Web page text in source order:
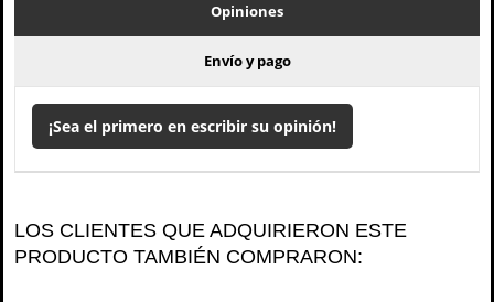
Opiniones
Envío y pago
¡Sea el primero en escribir su opinión!
LOS CLIENTES QUE ADQUIRIERON ESTE
PRODUCTO TAMBIÉN COMPRARON: